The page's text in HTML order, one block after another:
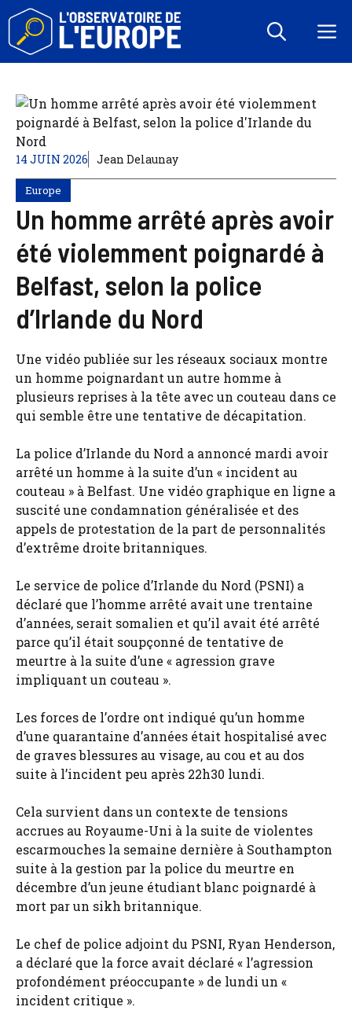
Aller
contenu
14 JUIN 2026 Jean Delaunay
Europe
Un homme arrêté après avoir
été violemment poignardé à
Belfast, selon la police
d’Irlande du Nord
Une vidéo publiée sur les réseaux sociaux montre
un homme poignardant un autre homme à
plusieurs reprises à la tête avec un couteau dans ce
qui semble être une tentative de décapitation.
La police d’Irlande du Nord a annoncé mardi avoir
arrêté un homme à la suite d’un « incident au
couteau » à Belfast. Une vidéo graphique en ligne a
suscité une condamnation généralisée et des
appels de protestation de la part de personnalités
d’extrême droite britanniques.
Le service de police d’Irlande du Nord (PSNI) a
déclaré que l’homme arrêté avait une trentaine
d’années, serait somalien et qu’il avait été arrêté
parce qu’il était soupçonné de tentative de
meurtre à la suite d’une « agression grave
impliquant un couteau ».
Les forces de l’ordre ont indiqué qu’un homme
d’une quarantaine d’années était hospitalisé avec
de graves blessures au visage, au cou et au dos
suite à l’incident peu après 22h30 lundi.
Cela survient dans un contexte de tensions
accrues au Royaume-Uni à la suite de violentes
escarmouches la semaine dernière à Southampton
suite à la gestion par la police du meurtre en
décembre d’un jeune étudiant blanc poignardé à
mort par un sikh britannique.
Le chef de police adjoint du PSNI, Ryan Henderson,
a déclaré que la force avait déclaré « l’agression
profondément préoccupante » de lundi un «
incident critique ».